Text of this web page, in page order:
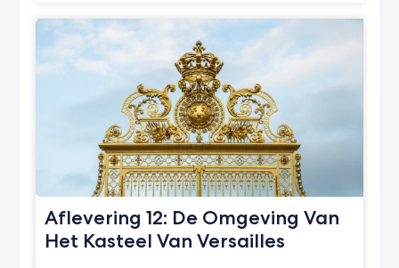
Aflevering 12: De Omgeving Van
Het Kasteel Van Versailles